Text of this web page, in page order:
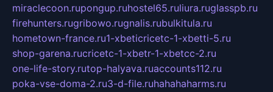
miraclecoon.rupongup.ruhostel65.ruliura.ruglasspb.ru
firehunters.rugribowo.rugnalis.rubulkitula.ru
hometown-france.ru1-xbeticricetc-1-xbetti-5.ru
shop-garena.rucricetc-1-xbetr-1-xbetcc-2.ru
one-life-story.rutop-halyava.ruaccounts112.ru
poka-vse-doma-2.ru3-d-file.ruhahahaharms.ru